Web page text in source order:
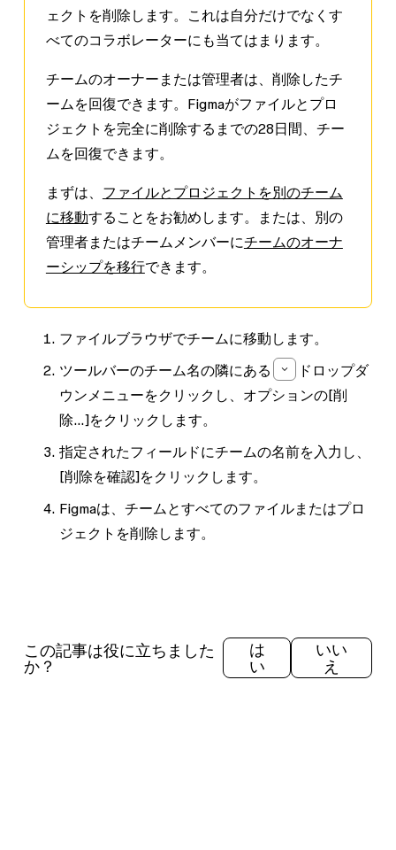
ェクトを削除します。これは自分だけでなくす
べてのコラボレーターにも当てはまります。
チームのオーナーまたは管理者は、削除したチ
ームを回復できます。Figmaがファイルとプロ
ジェクトを完全に削除するまでの28日間、チー
ムを回復できます。
まずは、 ファイルとプロジェクトを別のチーム
に移動することをお勧めします。または、別の
管理者またはチームメンバーにチームのオーナ
ーシップを移行できます。
ファイルブラウザでチームに移動します。
ツールバーのチーム名の隣にある
ドロップダ
ウンメニューをクリックし、オプションの[削
除...]をクリックします。
指定されたフィールドにチームの名前を入力し、
[削除を確認]をクリックします。
Figmaは、チームとすべてのファイルまたはプロ
ジェクトを削除します。
この記事は役に立ちました
か？
は
い
いい
え